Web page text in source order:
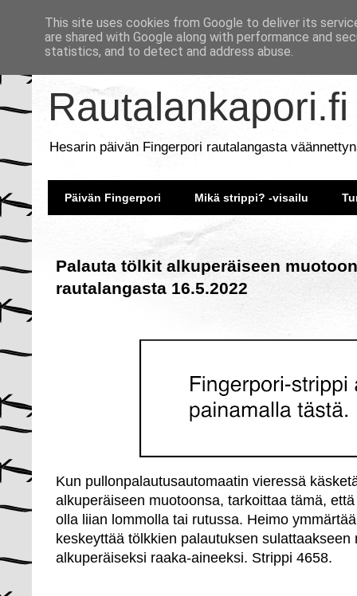
Rautalankapori.fi
Hesarin päivän Fingerpori rautalangasta
Päivän Fingerpori Mikä strippi? -visailu
Palauta tölkit alkuperäiseen
rautalangasta 16.5.2022
Kun pullonpalautusautomaatin vieressä
alkuperäiseen muotoonsa, tarkoittaa tämä,
olla liian lommolla tai rutussa. Heimo
keskeyttää tölkkien palautuksen
alkuperäiseksi raaka-aineeksi. Strippi 4658.
This site uses cookies from Google to deliver its
are shared with Google along with performance and
statistics, and to detect and address abuse.